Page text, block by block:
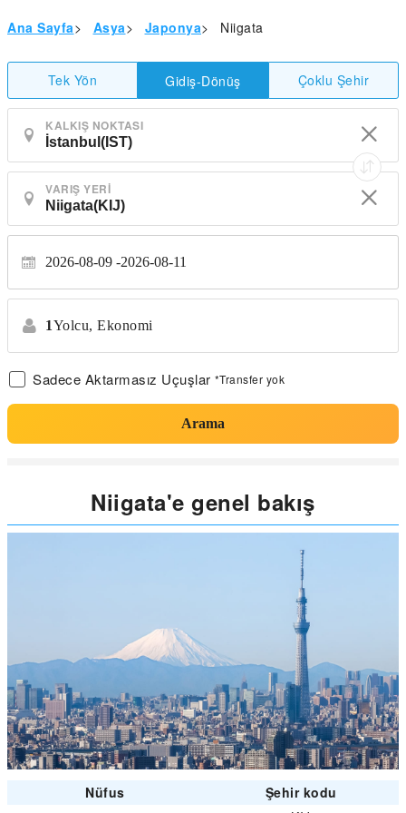
Ana Sayfa> Asya> Japonya> Niigata
Tek Yön Gidiş-Dönüş Çoklu Şehir
KALKIŞ NOKTASI
VARIŞ YERI
2026-08-09 2026-08-11
1Yolcu, Ekonomi
Sadece Aktarmasız Uçuşlar *Transfer yok
Arama
Niigata'e genel bakış
Nüfus
Şehir kodu